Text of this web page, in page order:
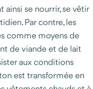
ainsi se nourrir, se vêtir
Par contre, les
comme moyens de
de viande et de lait
aux conditions
est transformée en